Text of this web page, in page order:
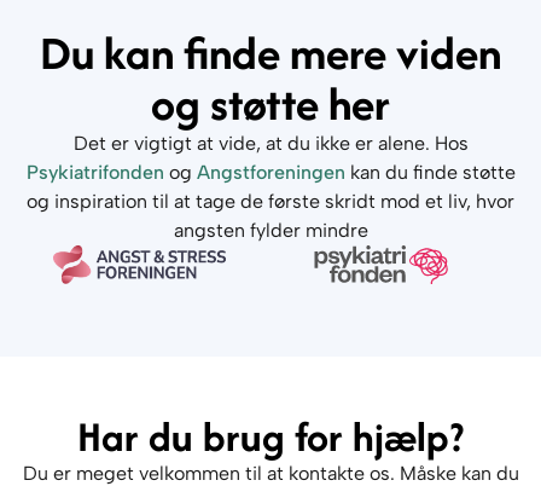
Du kan finde mere viden
og støtte her
Det er vigtigt at vide, at du ikke er alene. Hos
Psykiatrifonden og Angstforeningen kan du finde støtte
og inspiration til at tage de første skridt mod et liv, hvor
angsten fylder mindre
Har du brug for hjælp?
Du er meget velkommen til at kontakte os. Måske kan du